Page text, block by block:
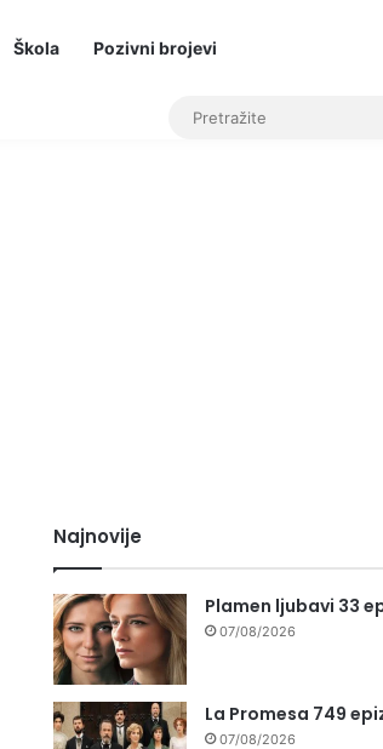
Škola Pozivni brojevi
Najnovije
Plamen ljubavi 33
07/08/2026
La Promesa 749
07/08/2026